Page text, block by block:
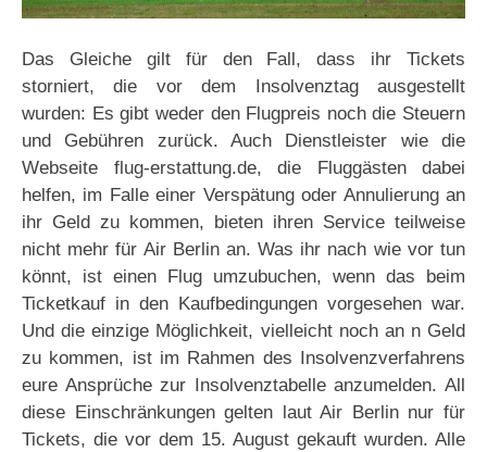
Das Gleiche gilt für den Fall, dass ihr Tickets
storniert, die vor dem Insolvenztag ausgestellt
wurden: Es gibt weder den Flugpreis noch die Steuern
und Gebühren zurück. Auch Dienstleister wie die
Webseite flug-erstattung.de, die Fluggästen dabei
helfen, im Falle einer Verspätung oder Annulierung an
ihr Geld zu kommen, bieten ihren Service teilweise
nicht mehr für Air Berlin an. Was ihr nach wie vor tun
könnt, ist einen Flug umzubuchen, wenn das beim
Ticketkauf in den Kaufbedingungen vorgesehen war.
Und die einzige Möglichkeit, vielleicht noch an n Geld
zu kommen, ist im Rahmen des Insolvenzverfahrens
eure Ansprüche zur Insolvenztabelle anzumelden. All
diese Einschränkungen gelten laut Air Berlin nur für
Tickets, die vor dem 15. August gekauft wurden. Alle